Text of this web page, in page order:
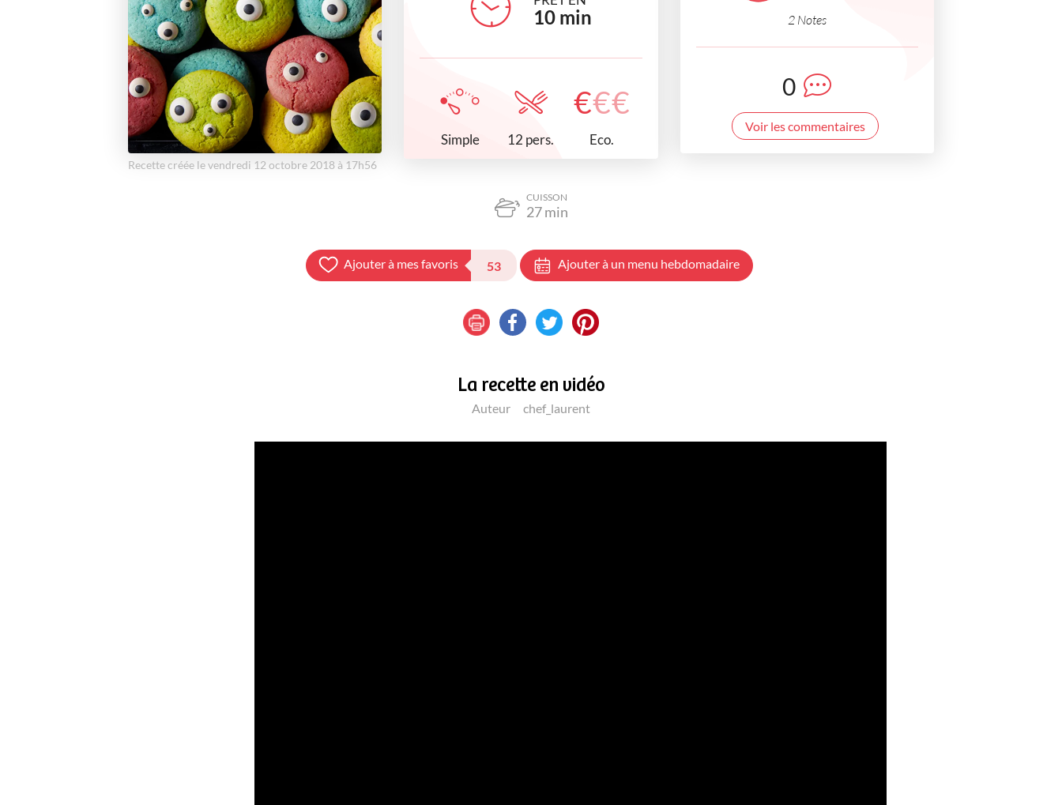
Recette créée le vendredi 12 octobre 2018 à 17h56
10 min
Simple 12 pers.
€€€
Eco.
2 Notes
0
Voir les commentaires
CUISSON
27min
Ajouter à mes favoris 53 Ajouter à un menu hebdomadaire
La recette en vidéo
Auteur chef_laurent